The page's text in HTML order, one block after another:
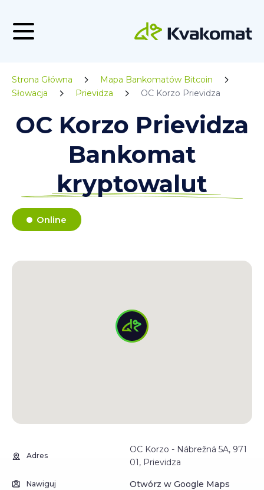
Strona Główna
Mapa Bankomatów Bitcoin
Słowacja
Prievidza OC Korzo Prievidza
OC Korzo Prievidza
Bankomat
kryptowalut
Online
Adres
OC Korzo - Nábrežná 5A, 971
01, Prievidza
Nawiguj Otwórz w Google Maps